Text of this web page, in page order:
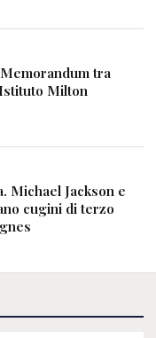
tra
Milton
Michael Jackson e
cugini di terzo